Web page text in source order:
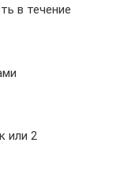
в течение
или 2